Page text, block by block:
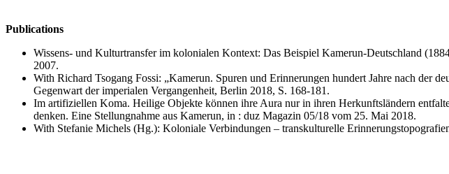
Publications
Wissens- und Kulturtransfer im kolonialen Kontext: Das Beispiel Kamerun-Deutschland
2007.
With Richard Tsogang Fossi: „Kamerun. Spuren und Erinnerungen hundert Jahre nach der
Gegenwart der imperialen Vergangenheit, Berlin 2018, S. 168-181.
Im artifiziellen Koma. Heilige Objekte können ihre Aura nur in ihren Herkunftsländern
denken. Eine Stellungnahme aus Kamerun, in : duz Magazin 05/18 vom 25. Mai 2018.
With Stefanie Michels (Hg.): Koloniale Verbindungen – transkulturelle